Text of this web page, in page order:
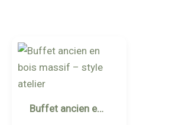
Buffet ancien en bois massif – style atelier